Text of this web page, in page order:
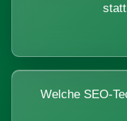
Welche SEO-